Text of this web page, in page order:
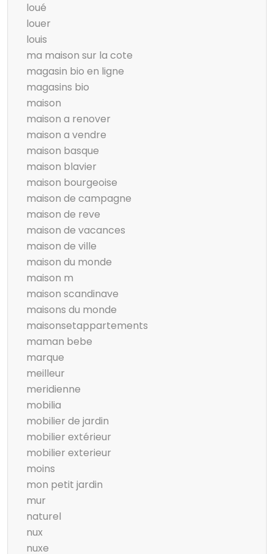
loué
louer
louis
ma maison sur la cote
magasin bio en ligne
magasins bio
maison
maison a renover
maison a vendre
maison basque
maison blavier
maison bourgeoise
maison de campagne
maison de reve
maison de vacances
maison de ville
maison du monde
maison m
maison scandinave
maisons du monde
maisonsetappartements
maman bebe
marque
meilleur
meridienne
mobilia
mobilier de jardin
mobilier extérieur
mobilier exterieur
moins
mon petit jardin
mur
naturel
nux
nuxe